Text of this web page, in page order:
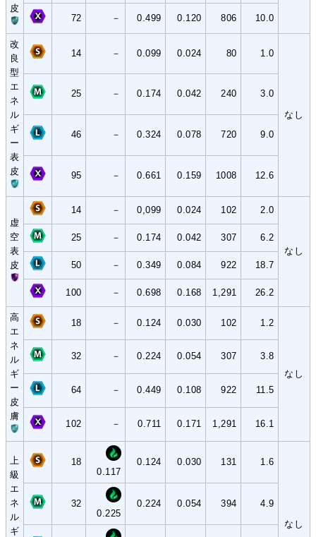
皮
72 － 0.499 0.120 806 10.0
改
良
型
エ
ネ
ル
ギ
ー
表
皮
14 － 0.099 0.024 80 1.0
なし
25 － 0.174 0.042 240 3.0
46 － 0.324 0.078 720 9.0
95 － 0.661 0.159 1008 12.6
虚
空
表
皮
14 － 0,099 0.024 102 2.0
なし
25 － 0.174 0.042 307 6.2
50 － 0.349 0.084 922 18.7
100 － 0.698 0.168 1,291 26.2
高
エ
ネ
ル
ギ
ー
皮
膚
18 － 0.124 0.030 102 1.2
なし
32 － 0.224 0.054 307 3.8
64 － 0.449 0.108 922 11.5
102 － 0.711 0.171 1,291 16.1
上
級
エ
ネ
ル
ギ
18
0.117
0.124 0.030 131 1.6
なし
32
0.225
0.224 0.054 394 4.9